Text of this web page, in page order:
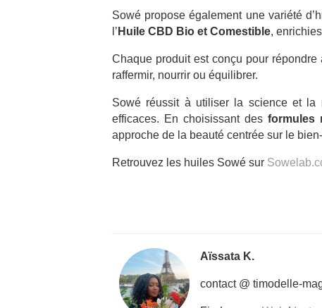
Sowé propose également une variété
l’ Huile CBD Bio et Comestible,
Chaque produit est conçu pour
raffermir, nourrir ou équilibrer.
Sowé réussit à utiliser la science et la
efficaces. En choisissant des formules
approche de la beauté centrée sur le
Retrouvez les huiles Sowé sur
Aïssata K.
contact @ timodelle-